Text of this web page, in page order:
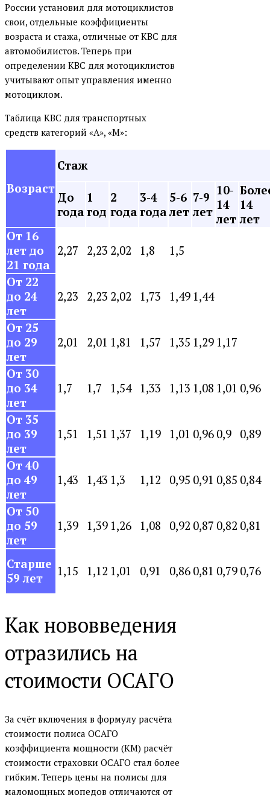
России установил для мотоциклистов
свои, отдельные коэффициенты
возраста и стажа, отличные от КВС для
автомобилистов. Теперь при
определении КВС для мотоциклистов
учитывают опыт управления именно
мотоциклом.
Таблица КВС для транспортных
средств категорий «А», «М»:
Возраст
Стаж
До
года
1
год
2
года
3-4
года
5-6
лет
7-9
лет
10-
14
лет
14
лет
От 16
лет до
21 года
2,27 2,23 2,02 1,8 1,5
От 22
до 24
лет
2,23 2,23 2,02 1,73 1,49 1,44
От 25
до 29
лет
2,01 2,01 1,81 1,57 1,35 1,29 1,17
От 30
до 34
лет
1,7 1,7 1,54 1,33 1,13 1,08 1,01 0,96
От 35
до 39
лет
1,51 1,51 1,37 1,19 1,01 0,96 0,9 0,89
От 40
до 49
лет
1,43 1,43 1,3 1,12 0,95 0,91 0,85 0,84
От 50
до 59
лет
1,39 1,39 1,26 1,08 0,92 0,87 0,82 0,81
Старше
59 лет
1,15 1,12 1,01 0,91 0,86 0,81 0,79 0,76
Как нововведения
отразились на
стоимости ОСАГО
За счёт включения в формулу расчёта
стоимости полиса ОСАГО
коэффициента мощности (КМ) расчёт
стоимости страховки ОСАГО стал более
гибким. Теперь цены на полисы для
маломощных мопедов отличаются от